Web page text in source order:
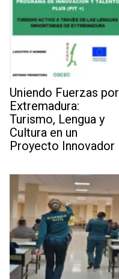
Uniendo Fuerzas por
Extremadura:
Turismo, Lengua y
Cultura en un
Proyecto Innovador